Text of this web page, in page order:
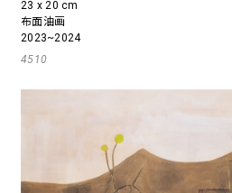
23 x 20 cm
布面油画
2023~2024
4510